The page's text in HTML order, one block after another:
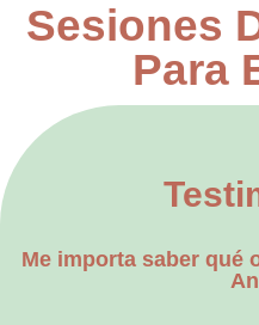
Sesiones
Para
Me importa saber qué